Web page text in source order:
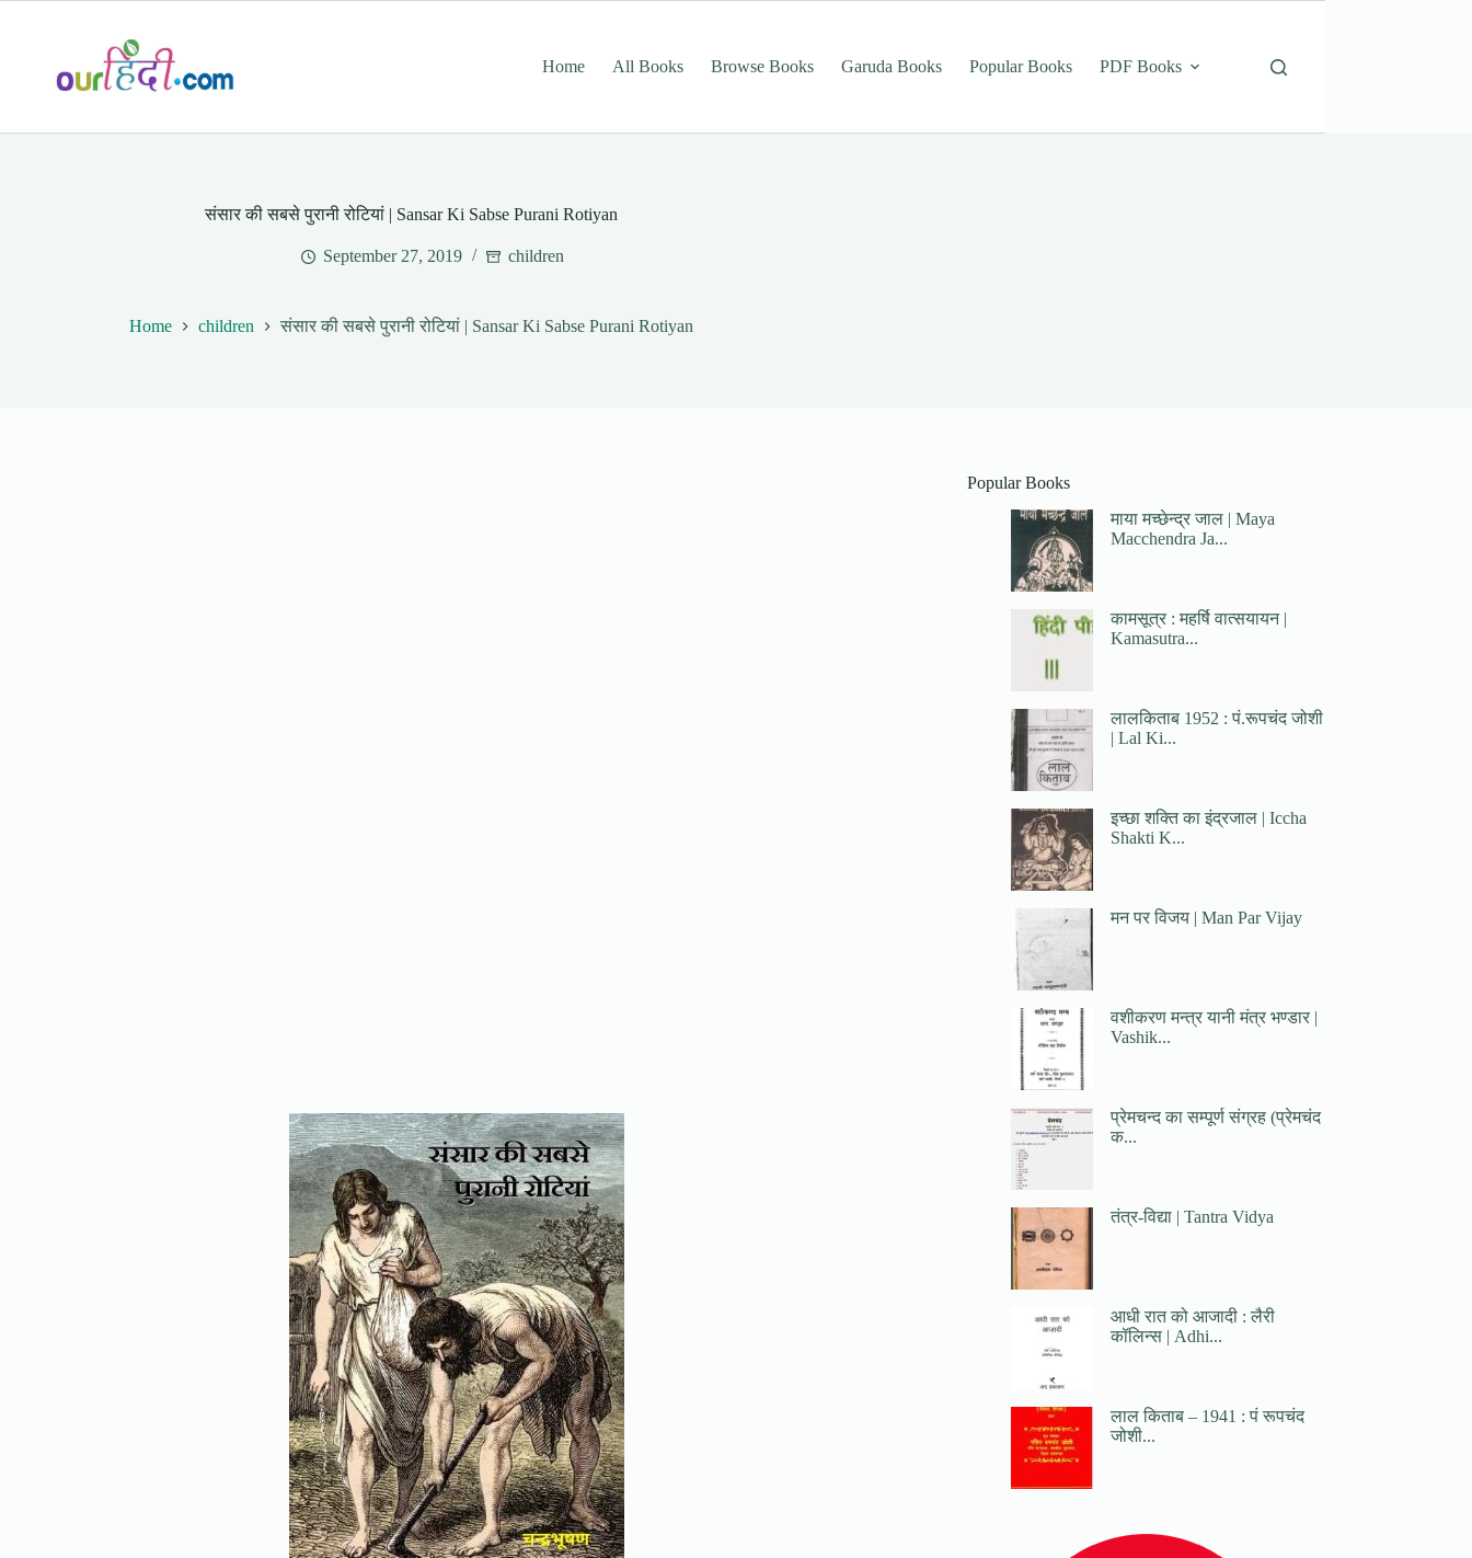
Home
All Books Browse Books Garuda Books Popular Books PDF Books
संसार की सबसे पुरानी रोटियां | Sansar Ki Sabse Purani Rotiyan
September 27, 2019 children
Home children संसार की सबसे पुरानी रोटियां | Sansar Ki Sabse Purani Rotiyan
Popular Books
माया मच्छेन्द्र जाल | Maya
Macchendra Ja...
कामसूत्र : महर्षि वात्सयायन |
Kamasutra...
लालकिताब 1952 : पं.रूपचंद जोशी
| Lal Ki...
इच्छा शक्ति का इंद्रजाल | Iccha
Shakti K...
मन पर विजय | Man Par Vijay
वशीकरण मन्त्र यानी मंत्र भण्डार |
Vashik...
प्रेमचन्द का सम्पूर्ण संग्रह (प्रेमचंद
क...
तंत्र-विद्या | Tantra Vidya
आधी रात को आजादी : लैरी
कॉलिन्स | Adhi...
लाल किताब – 1941 : पं रूपचंद
जोशी...